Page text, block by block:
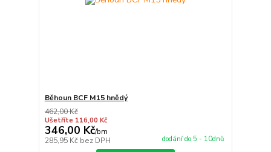
Běhoun BCF M15 hnědý
462,00 Kč
Ušetříte 116,00 Kč
346,00 Kč/bm
285,95 Kč bez DPH dodání do 5 - 10dnů